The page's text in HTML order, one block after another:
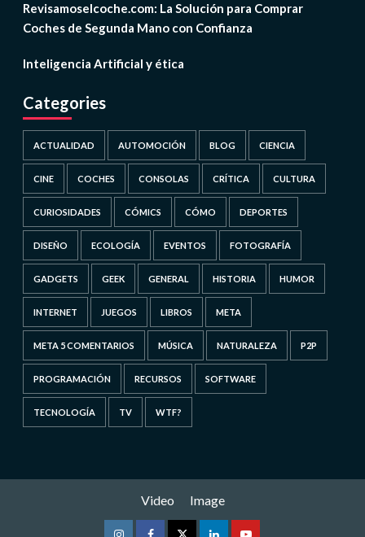
Revisamoselcoche.com: La Solución para Comprar
Coches de Segunda Mano con Confianza
Inteligencia Artificial y ética
Categories
ACTUALIDAD AUTOMOCIÓN BLOG CIENCIA
CINE COCHES CONSOLAS CRÍTICA CULTURA
CURIOSIDADES CÓMICS CÓMO DEPORTES
DISEÑO ECOLOGÍA EVENTOS FOTOGRAFÍA
GADGETS GEEK GENERAL HISTORIA HUMOR
INTERNET JUEGOS LIBROS META
META 5 COMENTARIOS MÚSICA NATURALEZA P2P
PROGRAMACIÓN RECURSOS SOFTWARE
TECNOLOGÍA TV WTF?
Video Image